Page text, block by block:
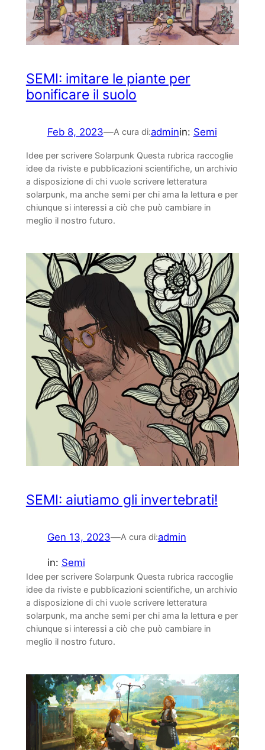
SEMI: imitare le piante per
bonificare il suolo
Feb 8, 2023—A cura di:adminin: Semi
Idee per scrivere Solarpunk Questa rubrica raccoglie
idee da riviste e pubblicazioni scientifiche, un archivio
a disposizione di chi vuole scrivere letteratura
solarpunk, ma anche semi per chi ama la lettura e per
chiunque si interessi a ciò che può cambiare in
meglio il nostro futuro.
SEMI: aiutiamo gli invertebrati!
Gen 13, 2023—A cura di:admin
in: Semi
Idee per scrivere Solarpunk Questa rubrica raccoglie
idee da riviste e pubblicazioni scientifiche, un archivio
a disposizione di chi vuole scrivere letteratura
solarpunk, ma anche semi per chi ama la lettura e per
chiunque si interessi a ciò che può cambiare in
meglio il nostro futuro.